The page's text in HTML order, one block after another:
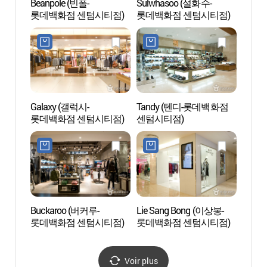
Beanpole (빈폴-
롯데백화점 센텀시티점)
Sulwhasoo (설화수-
롯데백화점 센텀시티점)
Galaxy (갤럭시-
롯데백화점 센텀시티점)
Tandy (텐디-롯데백화점
센텀시티점)
Buckaroo (버커루-
롯데백화점 센텀시티점)
Lie Sang Bong (이상봉-
롯데백화점 센텀시티점)
Voir plus